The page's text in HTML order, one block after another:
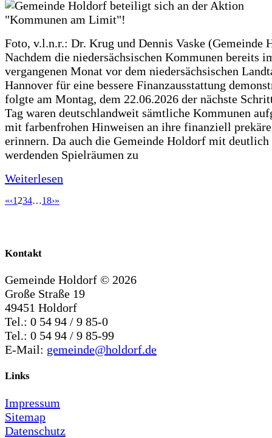
Foto, v.l.n.r.: Dr. Krug und Dennis Vaske (Gemeinde
Nachdem die niedersächsischen Kommunen bereits
vergangenen Monat vor dem niedersächsischen
Hannover für eine bessere Finanzausstattung
folgte am Montag, dem 22.06.2026 der nächste
Tag waren deutschlandweit sämtliche Kommunen
mit farbenfrohen Hinweisen an ihre finanziell
erinnern. Da auch die Gemeinde Holdorf mit deutlich
werdenden Spielräumen zu
Weiterlesen
«‹1 234…18›»
Kontakt
Gemeinde Holdorf © 2026
Große Straße 19
49451 Holdorf
Tel.: 0 54 94 / 9 85-0
Tel.: 0 54 94 / 9 85-99
E-Mail: gemeinde@holdorf.de
Links
Impressum
Sitemap
Datenschutz